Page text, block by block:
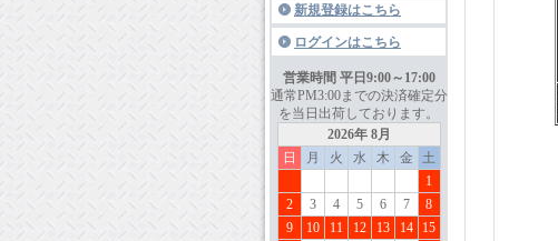
新規登録はこちら
ログインはこちら
営業時間 平日9:00～17:00
通常PM3:00までの決済確定分
を当日出荷しております。
2026年 8月
日
月 火 水 木 金
土
1
2
3 4 5 6 7
8
9
10 11 12 13 14
15